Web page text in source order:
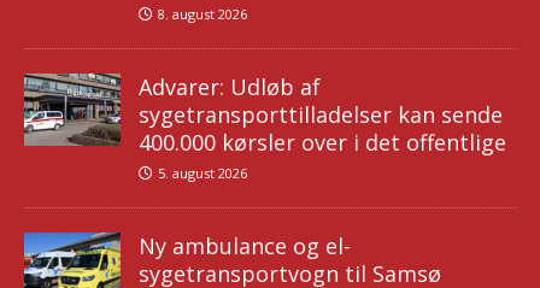
8. august 2026
Advarer: Udløb af
sygetransporttilladelser kan sende
400.000 kørsler over i det offentlige
5. august 2026
Ny ambulance og el-
sygetransportvogn til Samsø